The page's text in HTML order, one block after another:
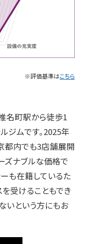
※評価基準はこちら
名町駅から徒歩1
ジムです。2025年
都内でも3店舗展開
ズナブルな価格で
も在籍しているた
受けることもでき
いという方にもお